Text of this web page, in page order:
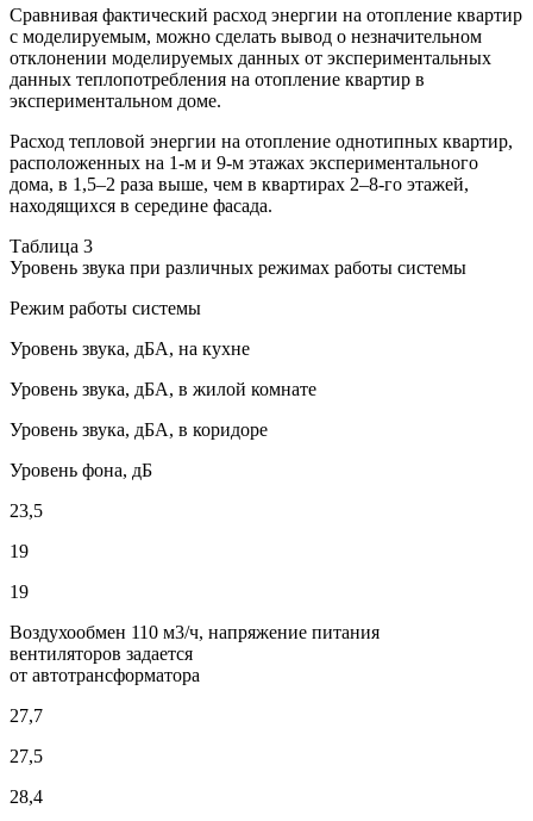
Сравнивая фактический расход энергии на отопление квартир
с моделируемым, можно сделать вывод о незначительном
отклонении моделируемых данных от экспериментальных
данных теплопотребления на отопление квартир в
экспериментальном доме.
Расход тепловой энергии на отопление однотипных квартир,
расположенных на 1-м и 9-м этажах экспериментального
дома, в 1,5–2 раза выше, чем в квартирах 2–8-го этажей,
находящихся в середине фасада.
Таблица 3
Уровень звука при различных режимах работы системы
Режим работы системы
Уровень звука, дБА, на кухне
Уровень звука, дБА, в жилой комнате
Уровень звука, дБА, в коридоре
Уровень фона, дБ
23,5
19
19
Воздухообмен 110 м3/ч, напряжение питания
вентиляторов задается
от автотрансформатора
27,7
27,5
28,4